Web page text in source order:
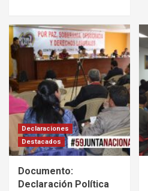
Declaraciones
Destacados
Documento:
Declaración Política